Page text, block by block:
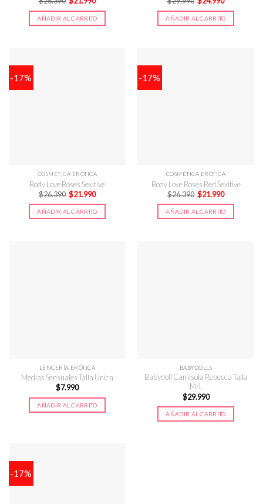
precio
original
era:
$26.390.
actual
es:
$21.990.
AÑADIR AL CARRITO
precio
original
era:
$29.990.
actual
es:
$24.990.
AÑADIR AL CARRITO
-17%
COSMÉTICA ERÓTICA
Body Love Roses Sexitive
$26.390 El
precio
original
era:
$26.390.
$21.990El
actual
es:
$21.990.
AÑADIR AL CARRITO
-17%
COSMÉTICA ERÓTICA
Body Love Roses Red Sexitive
$26.390 El
precio
original
era:
$26.390.
$21.990El
actual
es:
$21.990.
AÑADIR AL CARRITO
LENCERÍA ERÓTICA
Medias Sensuales Talla Única
$7.990
AÑADIR AL CARRITO
BABYDOLLS
Babydoll Camisola Rebecca Talla
M/L
$29.990
AÑADIR AL CARRITO
-17%